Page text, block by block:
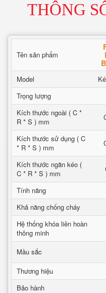
THÔNG
Tên sản phẩm
Model
Trọng lượng
Kích thước ngoài ( C *
R * S ) mm
Kích thước sử dụng ( C
* R * S ) mm
Kích thước ngăn kéo (
C * R * S ) mm
Tính năng
Khả năng chống cháy
Hệ thống khóa liên hoàn
thông minh
Mầu sắc
Thương hiệu
Bảo hành